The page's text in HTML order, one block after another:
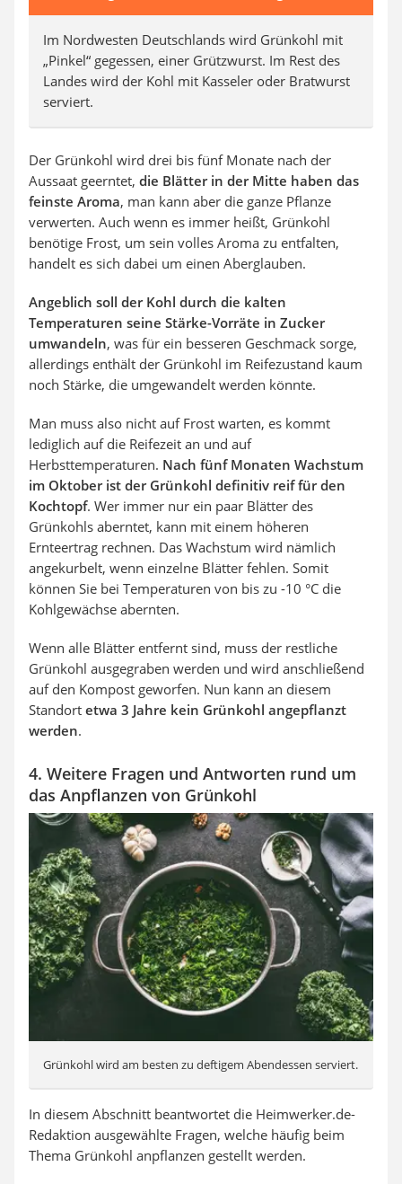
Im Nordwesten Deutschlands wird Grünkohl mit
„Pinkel“ gegessen, einer Grützwurst. Im Rest des
Landes wird der Kohl mit Kasseler oder Bratwurst
serviert.
Der Grünkohl wird drei bis fünf Monate nach der
Aussaat geerntet, die Blätter in der Mitte haben das
feinste Aroma, man kann aber die ganze Pflanze
verwerten. Auch wenn es immer heißt, Grünkohl
benötige Frost, um sein volles Aroma zu entfalten,
handelt es sich dabei um einen Aberglauben.
Angeblich soll der Kohl durch die kalten
Temperaturen seine Stärke-Vorräte in Zucker
umwandeln, was für ein besseren Geschmack sorge,
allerdings enthält der Grünkohl im Reifezustand kaum
noch Stärke, die umgewandelt werden könnte.
Man muss also nicht auf Frost warten, es kommt
lediglich auf die Reifezeit an und auf
Herbsttemperaturen. Nach fünf Monaten Wachstum
im Oktober ist der Grünkohl definitiv reif für den
Kochtopf. Wer immer nur ein paar Blätter des
Grünkohls aberntet, kann mit einem höheren
Ernteertrag rechnen. Das Wachstum wird nämlich
angekurbelt, wenn einzelne Blätter fehlen. Somit
können Sie bei Temperaturen von bis zu -10 °C die
Kohlgewächse abernten.
Wenn alle Blätter entfernt sind, muss der restliche
Grünkohl ausgegraben werden und wird anschließend
auf den Kompost geworfen. Nun kann an diesem
Standort etwa 3 Jahre kein Grünkohl angepflanzt
werden.
4. Weitere Fragen und Antworten rund um
das Anpflanzen von Grünkohl
Grünkohl wird am besten zu deftigem Abendessen serviert.
In diesem Abschnitt beantwortet die Heimwerker.de-
Redaktion ausgewählte Fragen, welche häufig beim
Thema Grünkohl anpflanzen gestellt werden.